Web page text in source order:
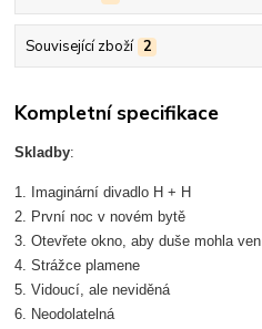
Související zboží 2
Kompletní specifikace
Skladby:
1. Imaginární divadlo H + H
2. První noc v novém bytě
3. Otevřete okno, aby duše mohla ven
4. Strážce plamene
5. Vidoucí, ale neviděná
6. Neodolatelná